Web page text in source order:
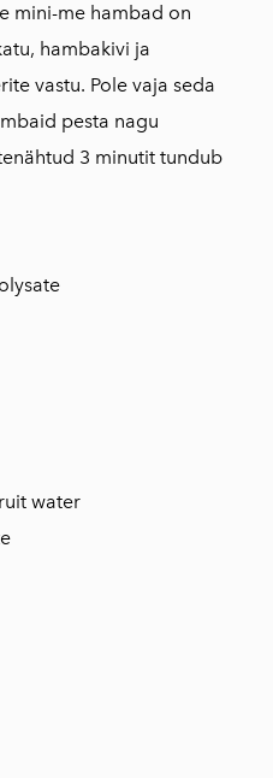
mini-me hambad on
hambakivi ja
vastu. Pole vaja seda
pesta nagu
3 minutit tundub
water